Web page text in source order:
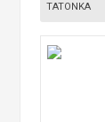
TATONKA